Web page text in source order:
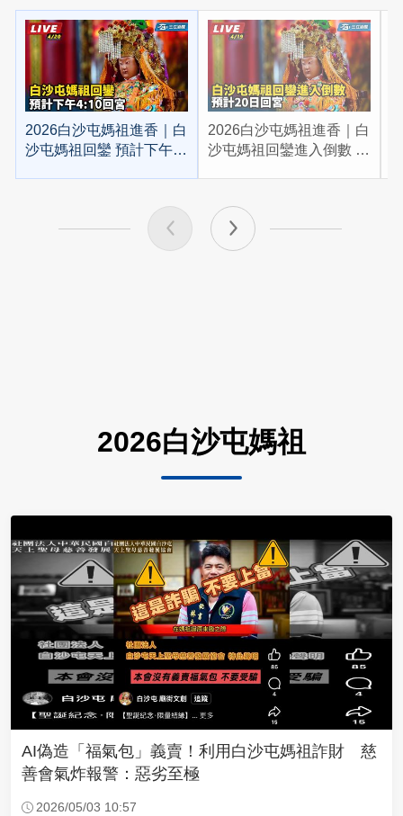
2026白沙屯媽祖進香｜白
沙屯媽祖回鑾 預計下午
2026白沙屯媽祖進香｜白
沙屯媽祖回鑾進入倒數 預
2026白沙屯媽祖
AI偽造「福氣包」義賣！利用白沙屯媽祖詐財 慈
善會氣炸報警：惡劣至極
2026/05/03 10:57